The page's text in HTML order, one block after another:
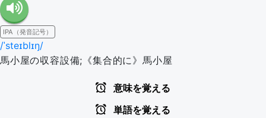
IPA（発音記号）
/ˈsteɪblɪŋ/
馬小屋の収容設備;《集合的に》馬小屋
意味を覚える
単語を覚える